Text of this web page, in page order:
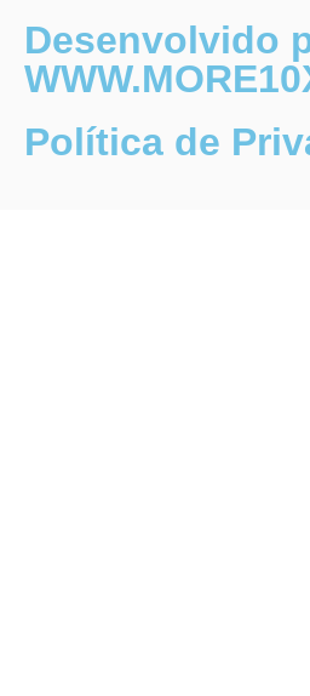
Desenvolvido
Política de